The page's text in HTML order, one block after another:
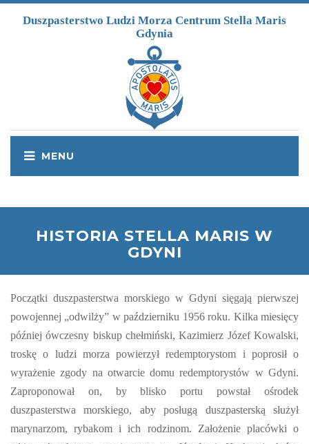
Duszpasterstwo Ludzi Morza Centrum Stella Maris
Gdynia
HISTORIA STELLA MARIS W
GDYNI
Początki duszpasterstwa morskiego w Gdyni sięgają pierwszej
powojennej „odwilży” w październiku 1956 roku. Kilka miesięcy
później ówczesny biskup chełmiński, Kazimierz Józef Kowalski,
troskę o ludzi morza powierzył redemptorystom i poprosił o
wyrażenie zgody na otwarcie domu redemptorystów w Gdyni.
Zaproponował on, by blisko portu powstał ośrodek
duszpasterstwa morskiego, aby posługą duszpasterską służył
marynarzom, rybakom i ich rodzinom. Założenie placówki o